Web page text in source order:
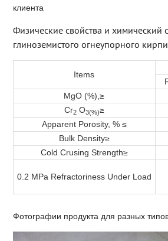
клиента
Физические свойства и химический
глиноземистого огнеупорного
Items
MgO (%),≥
Cr2O3(%)≥
Apparent Porosity, % ≤
Bulk Density≥
Cold Crusing Strength≥
0.2 MPa Refractoriness Under Load
Фотографии продукта для разных